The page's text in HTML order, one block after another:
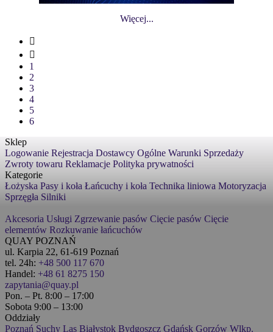
Więcej...
1
2
3
4
5
6
Sklep
Logowanie Rejestracja Dostawcy Ogólne Warunki Sprzedaży
Zwroty towaru Reklamacje Polityka prywatności
Kategorie
Łożyska Pasy i koła Łańcuchy i koła Technika liniowa Motoryzacja
Sprzęgła Silniki
Akcesoria Usługi Zgrzewanie pasów Cięcie pasów Cięcie
elementów Rozkuwanie łańcuchów
QUAY POZNAŃ
ul. Karpia 22, 61-619 Poznań
tel. 24h: +48 500 117 670
Handel: +48 61 8275 150
zapytania@quay.pl
Pon. – Pt. 8:00 – 17:00
Sobota 9:00 – 13:00
Oddziały
Poznań Suchy Las Białystok Bydgoszcz Gdańsk Gorzów Wlkp.